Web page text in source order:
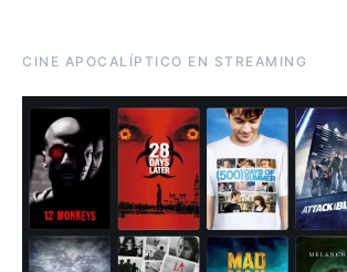
CINE APOCALÍPTICO EN STREAMING